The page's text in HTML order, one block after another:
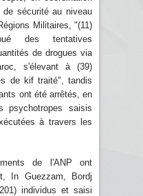
sécurité au niveau
Militaires, "(11)
des tentatives
de drogues via
s'élevant à (39)
de kif traité", tandis
ont été arrêtés, en
psychotropes saisis
à travers les
de l'ANP ont
In Guezzam, Bordj
individus et saisi